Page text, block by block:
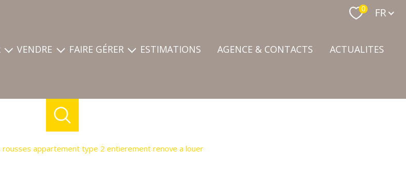
0 Langue
FR
VENDRE
guide du vendeur
FAIRE GÉRER ESTIMATIONS AGENCE & CONTACTS ACTUALITES
rousses appartement type 2 entierement renove a louer